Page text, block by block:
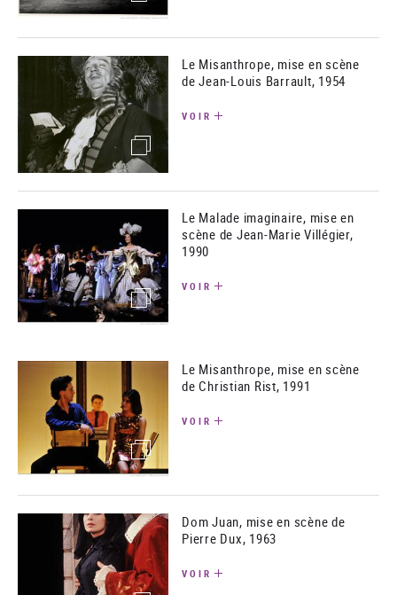
(image)
Le Misanthrope, mise en scène
de Jean-Louis Barrault, 1954
VOIR
(image)
Le Malade imaginaire, mise en
scène de Jean-Marie Villégier,
1990
VOIR
(image)
Le Misanthrope, mise en scène
de Christian Rist, 1991
VOIR
Dom Juan, mise en scène de
Pierre Dux, 1963
VOIR